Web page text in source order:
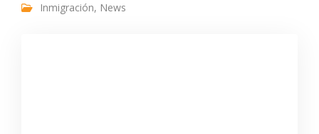
Inmigración, News